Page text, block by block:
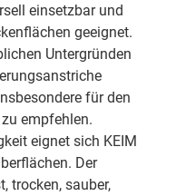
einsetzbar und
geeignet.
Untergründen
für den
empfehlen.
eignet sich KEIM
Der
trocken, sauber,